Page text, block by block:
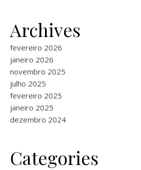
Archives
fevereiro 2026
janeiro 2026
novembro 2025
julho 2025
fevereiro 2025
janeiro 2025
dezembro 2024
Categories